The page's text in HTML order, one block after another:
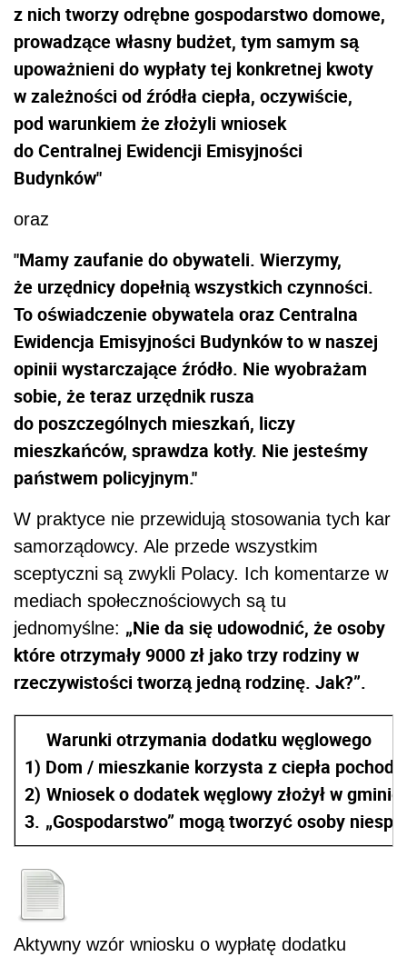
z nich tworzy odrębne gospodarstwo domowe,
prowadzące własny budżet, tym samym są
upoważnieni do wypłaty tej konkretnej kwoty
w zależności od źródła ciepła, oczywiście,
pod warunkiem że złożyli wniosek
do Centralnej Ewidencji Emisyjności
Budynków"
oraz
"Mamy zaufanie do obywateli. Wierzymy,
że urzędnicy dopełnią wszystkich czynności.
To oświadczenie obywatela oraz Centralna
Ewidencja Emisyjności Budynków to w naszej
opinii wystarczające źródło. Nie wyobrażam
sobie, że teraz urzędnik rusza
do poszczególnych mieszkań, liczy
mieszkańców, sprawdza kotły. Nie jesteśmy
państwem policyjnym."
W praktyce nie przewidują stosowania tych kar
samorządowcy. Ale przede wszystkim
sceptyczni są zwykli Polacy. Ich komentarze w
mediach społecznościowych są tu
jednomyślne: „Nie da się udowodnić, że osoby
które otrzymały 9000 zł jako trzy rodziny w
rzeczywistości tworzą jedną rodzinę. Jak?”.
Warunki otrzymania dodatku węglowego
1) Dom / mieszkanie korzysta z ciepła
2) Wniosek o dodatek węglowy złożył w
3. „Gospodarstwo” mogą tworzyć osoby
Aktywny wzór wniosku o wypłatę dodatku